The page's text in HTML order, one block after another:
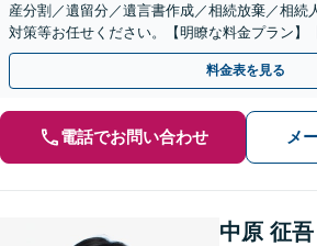
産分割／遺留分／遺言書作成／相続放棄／相続
対策等お任せください。【明瞭な料金プラン】
話相談可】
料金表を見る
電話でお問い合わせ メ
中原 征吾